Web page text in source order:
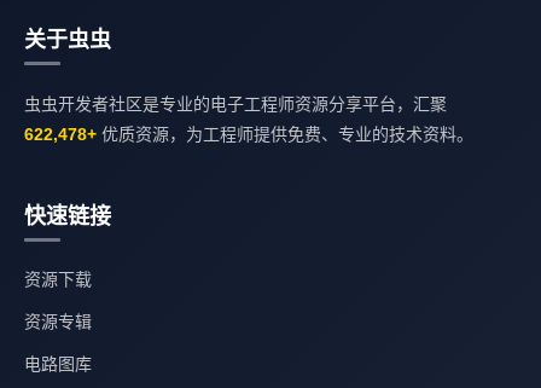
关于虫虫
虫虫开发者社区是专业的电子工程师资源分享平台，汇聚
622,478+ 优质资源，为工程师提供免费、专业的技术资料。
快速链接
资源下载
资源专辑
电路图库